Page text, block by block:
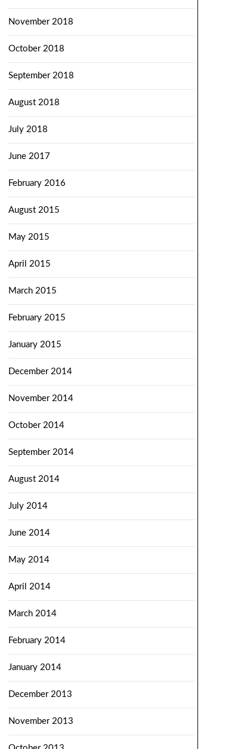
November 2018
October 2018
September 2018
August 2018
July 2018
June 2017
February 2016
August 2015
May 2015
April 2015
March 2015
February 2015
January 2015
December 2014
November 2014
October 2014
September 2014
August 2014
July 2014
June 2014
May 2014
April 2014
March 2014
February 2014
January 2014
December 2013
November 2013